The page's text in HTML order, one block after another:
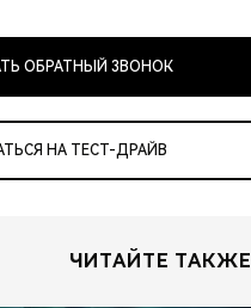
ОБРАТНЫЙ ЗВОНОК
НА ТЕСТ-ДРАЙВ
ЧИТАЙТЕ ТАКЖЕ